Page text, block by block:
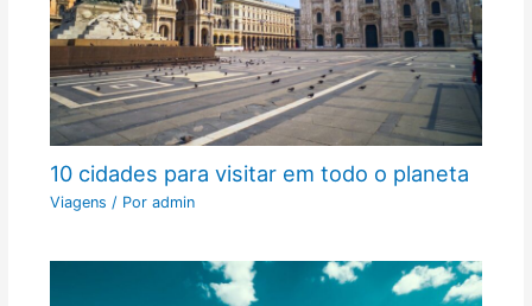
10 cidades para visitar em todo o planeta
Viagens / Por admin